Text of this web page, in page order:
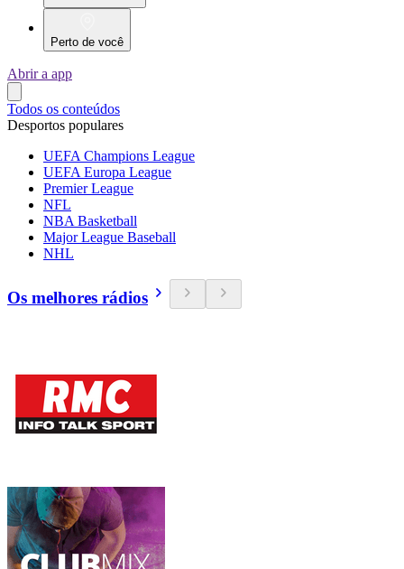
Perto de você
Abrir a app
Todos os conteúdos
Desportos populares
UEFA Champions League
UEFA Europa League
Premier League
NFL
NBA Basketball
Major League Baseball
NHL
Os melhores rádios